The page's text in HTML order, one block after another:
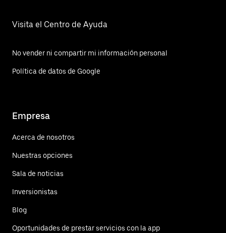
Visita el Centro de Ayuda
No vender ni compartir mi información personal
Política de datos de Google
Empresa
Acerca de nosotros
Nuestras opciones
Sala de noticias
Inversionistas
Blog
Oportunidades de prestar servicios con la app